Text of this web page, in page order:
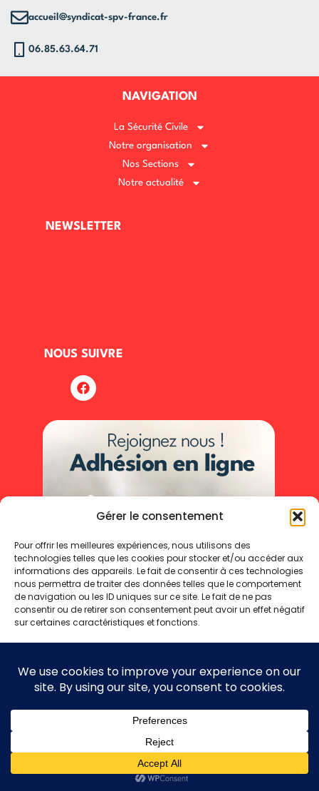
Gérer le consentement
Pour offrir les meilleures expériences, nous utilisons des
technologies telles que les cookies pour stocker et/ou accéder aux
informations des appareils. Le fait de consentir à ces technologies
nous permettra de traiter des données telles que le comportement
de navigation ou les ID uniques sur ce site. Le fait de ne pas
consentir ou de retirer son consentement peut avoir un effet négatif
sur certaines caractéristiques et fonctions.
Refuser
Voir les préférences
Politique de cookiesPolitique de confidentialité
accueil@syndicat-spv-france.fr
06.85.63.64.71
NAVIGATION
La Sécurité Civile
Notre organisation
Nos Sections
Notre actualité
NEWSLETTER
NOUS SUIVRE
Mentions légales
Politique de confidentialité
Copyright 2025 © - Toute reproduction même partielle interdite